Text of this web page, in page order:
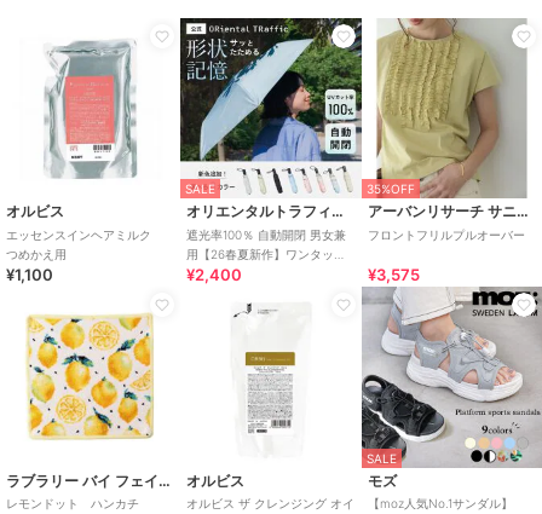
オルビス
エッセンスインヘアミルク
つめかえ用
¥1,100
SALE
オリエンタルトラフィック
遮光率100％ 自動開閉 男女兼
用【26春夏新作】ワンタッチ
晴雨兼用 折りたたみ傘 /G-
¥2,400
35%OFF
アーバンリサーチ サニーレーベル
フロントフリルプルオーバー
¥3,575
ラブラリー バイ フェイラー
レモンドット ハンカチ
オルビス
オルビス ザ クレンジング オイ
SALE
モズ
【moz人気No.1サンダル】